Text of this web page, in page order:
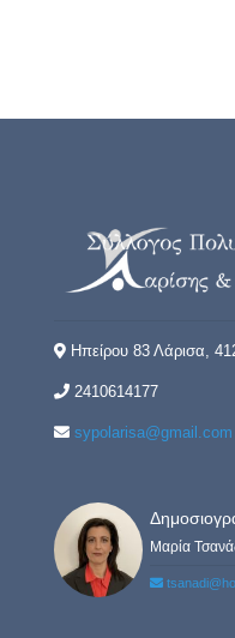
Ηπείρου 83 Λάρισα,
2410614177
sypolarisa@gmail.com
Μαρία